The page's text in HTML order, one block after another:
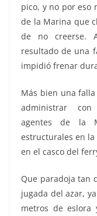
pico, y no por eso
de la Marina que
de no creerse.
resultado de una
impidió frenar
Más bien una
administrar
agentes de la
estructurales en
en el casco del
Que paradoja tan
jugada del azar,
metros de eslora